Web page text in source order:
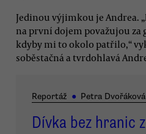
Jedinou výjimkou je Andrea.
na první dojem považujou za
kdyby mi to okolo patřilo,“
soběstačná a tvrdohlavá
Reportáž ● Petra Dvořáková
Dívka bez hranic